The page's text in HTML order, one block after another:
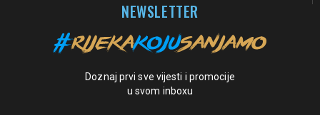
NEWSLETTER
Doznaj prvi sve vijesti i promocije
u svom inboxu